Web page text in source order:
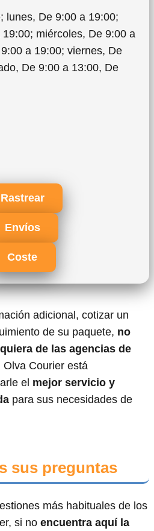
lunes, De 9:00 a 19:00;
miércoles, De 9:00 a
a 19:00; viernes, De
De 9:00 a 13:00, De
Rastrear
Envíos
Coste
adicional, cotizar un
de su paquete, no
de las agencias de
Olva Courier está
el mejor servicio y
para sus necesidades de
sus preguntas
más habituales de los
si no encuentra aquí la